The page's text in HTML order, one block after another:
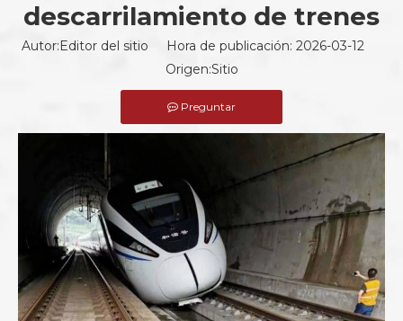
descarrilamiento de trenes
Autor:Editor del sitio Hora de publicación: 2026-03-12
Origen:Sitio
Preguntar